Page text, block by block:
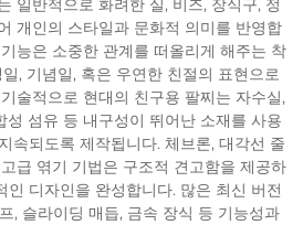
일반적으로 화려한 실, 비즈, 장식구, 정
개인의 스타일과 문화적 의미를 반영합
능은 소중한 관계를 떠올리게 해주는 착
, 기념일, 혹은 우연한 친절의 표현으로
술적으로 현대의 친구용 팔찌는 자수실,
성 섬유 등 내구성이 뛰어난 소재를 사용
속되도록 제작됩니다. 체브론, 대각선 줄
급 엮기 기법은 구조적 견고함을 제공하
인 디자인을 완성합니다. 많은 최신 버전
, 슬라이딩 매듭, 금속 장식 등 기능성과